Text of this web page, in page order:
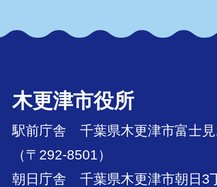
木更津市役所
駅前庁舎 千葉県木更津市富士
（〒292-8501）
朝日庁舎 千葉県木更津市朝日3